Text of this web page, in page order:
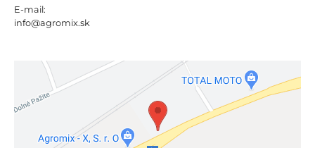
E-mail:
info@agromix.sk